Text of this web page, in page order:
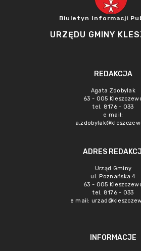
Biuletyn Informacji
URZĘDU GMINY
REDAKCJA
Agata Zdobylak
63 - 005
tel. 8176 - 033
e mail:
ADRES REDAKCJI
Urząd Gminy
ul. Poznańska 4
63 - 005
tel. 8176 - 033
e mail:
INFORMACJE